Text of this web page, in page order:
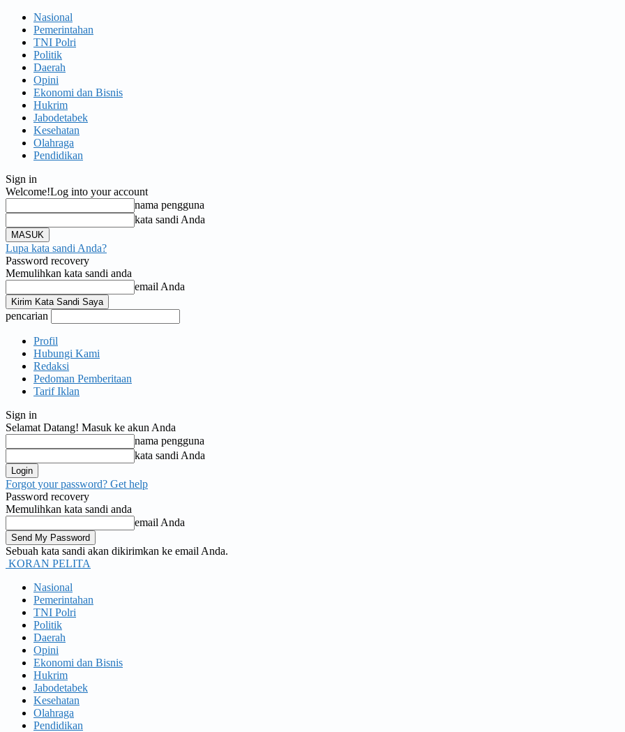
Nasional
Pemerintahan
TNI Polri
Politik
Daerah
Opini
Ekonomi dan Bisnis
Hukrim
Jabodetabek
Kesehatan
Olahraga
Pendidikan
Sign in
Welcome!Log into your account
nama pengguna
kata sandi Anda
Lupa kata sandi Anda?
Password recovery
Memulihkan kata sandi anda
email Anda
pencarian
Profil
Hubungi Kami
Redaksi
Pedoman Pemberitaan
Tarif Iklan
Sign in
Selamat Datang! Masuk ke akun Anda
nama pengguna
kata sandi Anda
Forgot your password? Get help
Password recovery
Memulihkan kata sandi anda
email Anda
Sebuah kata sandi akan dikirimkan ke email Anda.
KORAN PELITA
Nasional
Pemerintahan
TNI Polri
Politik
Daerah
Opini
Ekonomi dan Bisnis
Hukrim
Jabodetabek
Kesehatan
Olahraga
Pendidikan